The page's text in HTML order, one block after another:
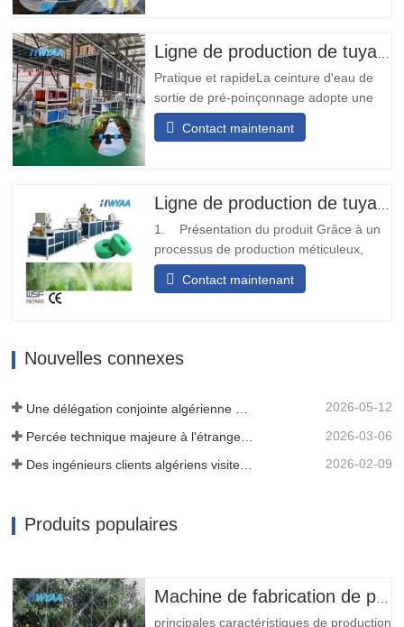
l'orientation, adapté aux opérations
Ligne de production de tuyaux flexibles avec trou de sortie pré-poinçonné
Pratique et rapideLa ceinture d'eau de
sortie de pré-poinçonnage adopte une
conception modulaire, simple et pratique
à installer. Il ne nécessite aucune
transporteuse d'eau de sortie de pré-
poinçonnage peut être conçue…
Contact maintenant
Ligne de production de tuyaux d'irrigation au goutte-à-goutte en PE
1. Présentation du produit Grâce à un
processus de production méticuleux,
nous déplions et plions la matière
première de la bande tissée ou de la
Par la suite, nous…
Contact maintenant
Nouvelles connexes
2026-05-12
2026-03-06
Des ingénieurs clients algériens visitent l'atelier HWYAA pour un échange technique 2026-02-09
Produits populaires
Machine de fabrication de pipe d’irrigation de goutte à goutte de micro-jet
principales caractéristiques de production